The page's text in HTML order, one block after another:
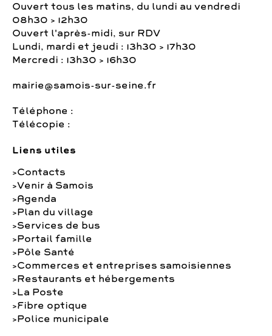
Ouvert tous les matins, du lundi au vendredi
08h30 > 12h30
Ouvert l'après-midi, sur RDV
Lundi, mardi et jeudi : 13h30 > 17h30
Mercredi : 13h30 > 16h30
mairie@samois-sur-seine.fr
Téléphone :
Télécopie :
Liens utiles
Contacts
Venir à Samois
Agenda
Plan du village
Services de bus
Portail famille
Pôle Santé
Commerces et entreprises samoisiennes
Restaurants et hébergements
La Poste
Fibre optique
Police municipale